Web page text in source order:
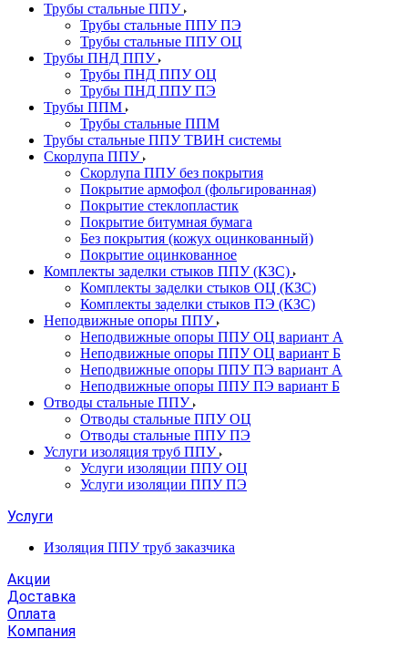
Трубы стальные ППУ
Трубы стальные ППУ ПЭ
Трубы стальные ППУ ОЦ
Трубы ПНД ППУ
Трубы ПНД ППУ ОЦ
Трубы ПНД ППУ ПЭ
Трубы ППМ
Трубы стальные ППМ
Трубы стальные ППУ ТВИН системы
Скорлупа ППУ
Скорлупа ППУ без покрытия
Покрытие армофол (фольгированная)
Покрытие стеклопластик
Покрытие битумная бумага
Без покрытия (кожух оцинкованный)
Покрытие оцинкованное
Комплекты заделки стыков ППУ (КЗС)
Комплекты заделки стыков ОЦ (КЗС)
Комплекты заделки стыков ПЭ (КЗС)
Неподвижные опоры ППУ
Неподвижные опоры ППУ ОЦ вариант А
Неподвижные опоры ППУ ОЦ вариант Б
Неподвижные опоры ППУ ПЭ вариант А
Неподвижные опоры ППУ ПЭ вариант Б
Отводы стальные ППУ
Отводы стальные ППУ ОЦ
Отводы стальные ППУ ПЭ
Услуги изоляция труб ППУ
Услуги изоляции ППУ ОЦ
Услуги изоляции ППУ ПЭ
Услуги
Изоляция ППУ труб заказчика
Акции
Доставка
Оплата
Компания